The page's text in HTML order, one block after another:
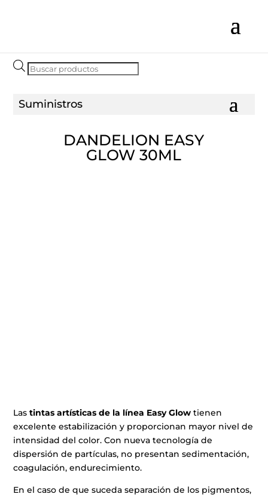
Búsqueda
DANDELION EASY
GLOW 30ML
Lastintas artísticas de la línea Easy Glow tienen
excelente estabilización y proporcionan mayor nivel de
intensidad del color. Con nueva tecnología de
dispersión de partículas, no presentan sedimentación,
coagulación, endurecimiento.
En el caso de que suceda separación de los pigmentos,